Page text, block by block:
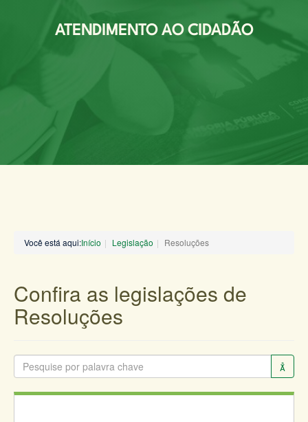
ATENDIMENTO AO CIDADÃO
Você está aqui:Início Legislação Resoluções
Confira as legislações de
Resoluções